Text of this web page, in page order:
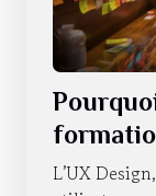
L’UX